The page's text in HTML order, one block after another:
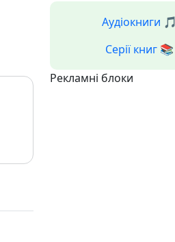
Аудіокниги 🎵
Серії книг 📚
Рекламні блоки